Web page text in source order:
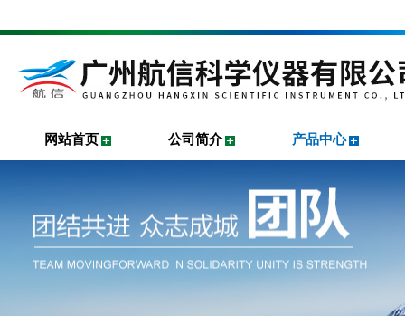
网站首页 公司简介 产品中心